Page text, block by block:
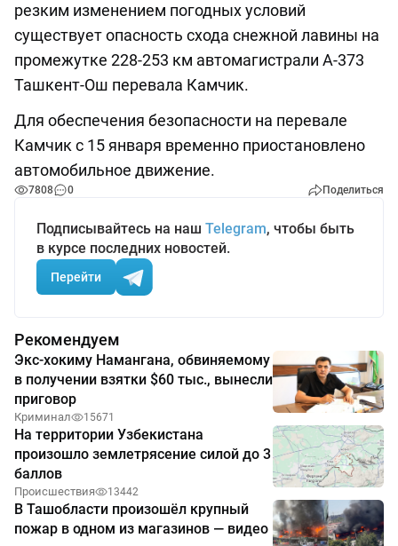
резким изменением погодных условий
существует опасность схода снежной лавины на
промежутке 228-253 км автомагистрали А-373
Ташкент-Ош перевала Камчик.
Для обеспечения безопасности на перевале
Камчик с 15 января временно приостановлено
автомобильное движение.
7808 0 Поделиться
Подписывайтесь на наш Telegram, чтобы быть
в курсе последних новостей.
Перейти
Рекомендуем
Экс-хокиму Намангана, обвиняемому
в получении взятки $60 тыс., вынесли
приговор
Криминал 15671
На территории Узбекистана
произошло землетрясение силой до 3
баллов
Происшествия 13442
В Ташобласти произошёл крупный
пожар в одном из магазинов — видео